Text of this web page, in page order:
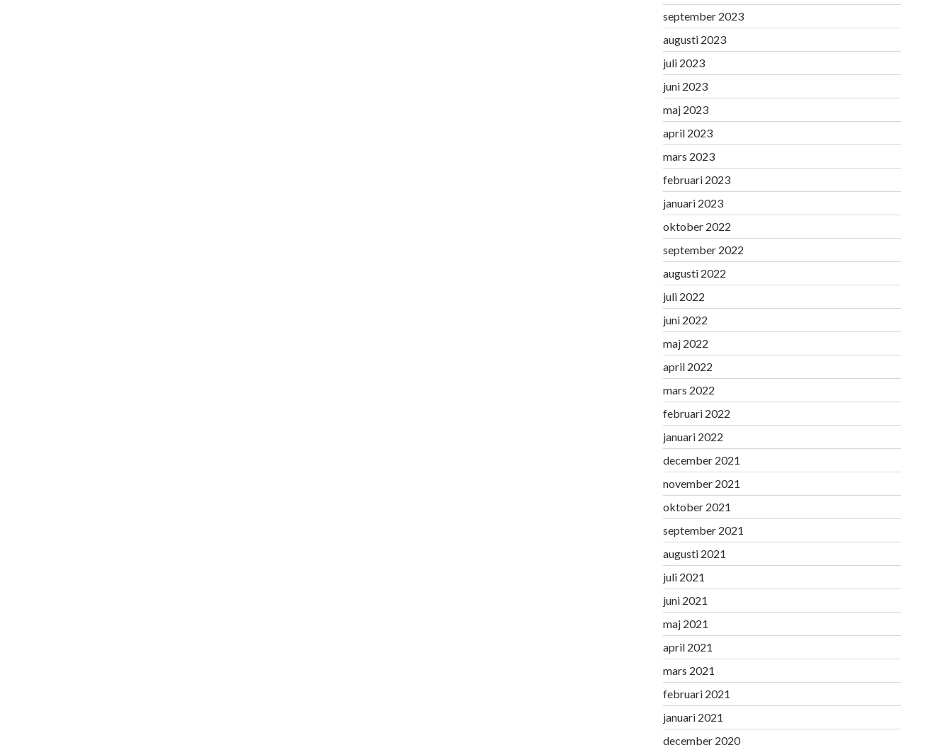
september 2023
augusti 2023
juli 2023
juni 2023
maj 2023
april 2023
mars 2023
februari 2023
januari 2023
oktober 2022
september 2022
augusti 2022
juli 2022
juni 2022
maj 2022
april 2022
mars 2022
februari 2022
januari 2022
december 2021
november 2021
oktober 2021
september 2021
augusti 2021
juli 2021
juni 2021
maj 2021
april 2021
mars 2021
februari 2021
januari 2021
december 2020